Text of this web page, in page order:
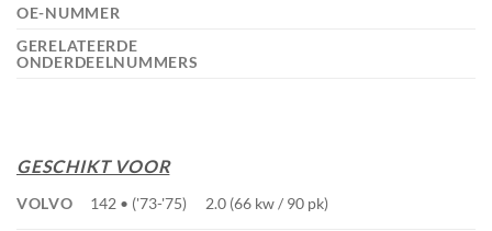
OE-NUMMER
GERELATEERDE
ONDERDEELNUMMERS
GESCHIKT VOOR
VOLVO 142 • ('73-'75) 2.0 (66 kw / 90 pk)